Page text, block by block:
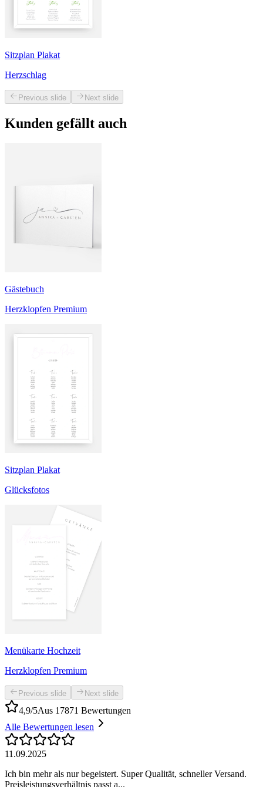
Sitzplan Plakat
Herzschlag
Previous slide Next slide
Kunden gefällt auch
Gästebuch
Herzklopfen Premium
Sitzplan Plakat
Glücksfotos
Menükarte Hochzeit
Herzklopfen Premium
Previous slide Next slide
4,9/5Aus 17871 Bewertungen
Alle Bewertungen lesen
11.09.2025
Ich bin mehr als nur begeistert. Super Qualität, schneller Versand.
Preisleistungsverhältnis passt a...